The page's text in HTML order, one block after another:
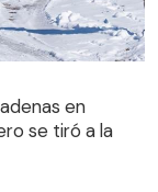
se tiró a la
en
se tiró a la